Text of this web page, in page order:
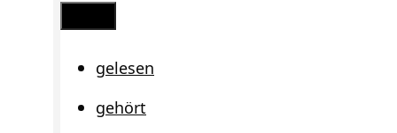
Schließen
gelesen
gehört